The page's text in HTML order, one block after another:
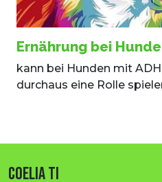
Ernährung bei
kann bei Hunden mit
durchaus eine Rolle
COELIA TI